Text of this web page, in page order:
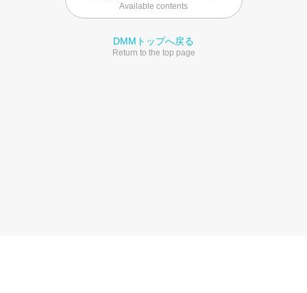
Available contents
DMMトップへ戻る
Return to the top page